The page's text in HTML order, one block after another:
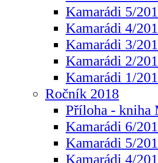
Kamarádi 5/
Kamarádi 4/
Kamarádi 3/
Kamarádi 2/
Kamarádi 1/
Ročník 2018
Příloha - kniha
Kamarádi 6/
Kamarádi 5/
Kamarádi 4/